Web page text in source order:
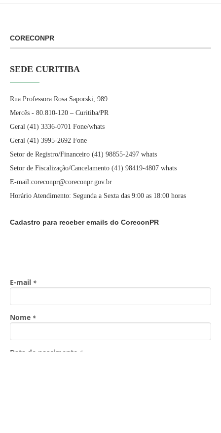
CORECONPR
SEDE CURITIBA
Rua Professora Rosa Saporski, 989
Mercês - 80.810-120 – Curitiba/PR
Geral (41) 3336-0701 Fone/whats
Geral (41) 3995-2692 Fone
Setor de Registro/Financeiro (41) 98855-2497 whats
Setor de Fiscalização/Cancelamento (41) 98419-4807 whats
E-mail:coreconpr@coreconpr.gov.br
Horário Atendimento: Segunda a Sexta das 9:00 as 18:00 horas
Cadastro para receber emails do CoreconPR